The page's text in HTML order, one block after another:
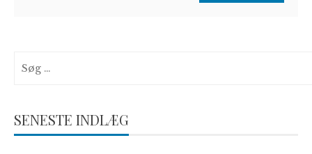
efter:
SENESTE INDLÆG